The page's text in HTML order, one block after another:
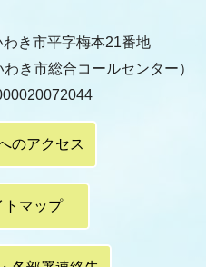
き市平字梅本21番地
わき市総合コールセンター）
のアクセス
トマップ